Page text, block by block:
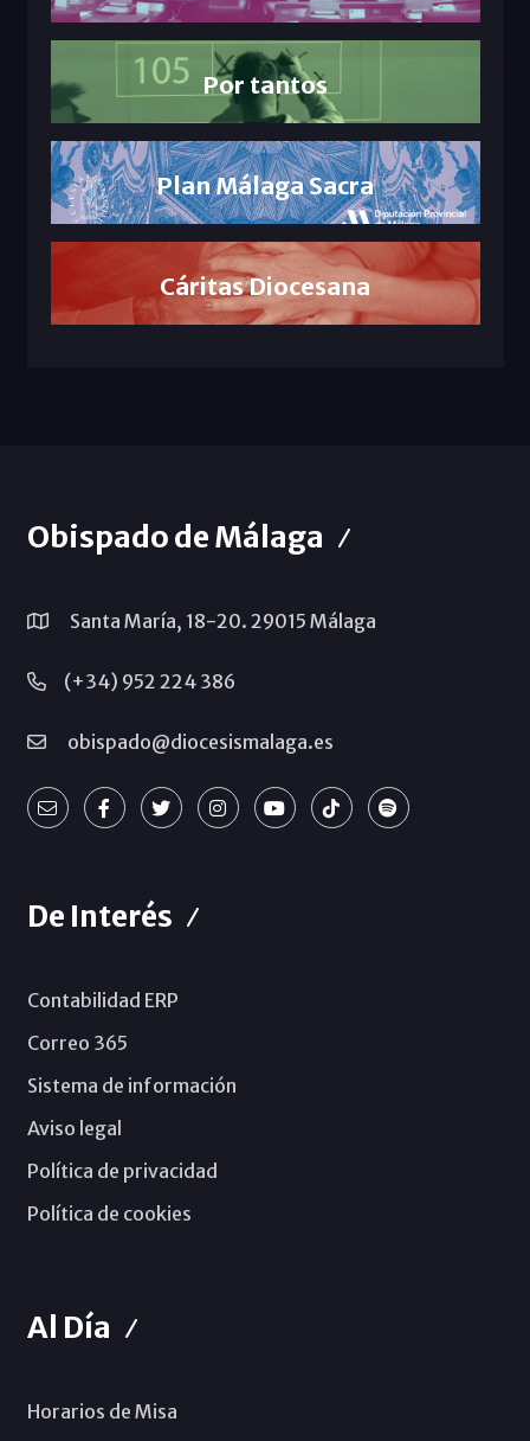
Por tantos
Plan Málaga Sacra
Cáritas Diocesana
Obispado de Málaga
Santa María, 18-20. 29015 Málaga
(+34) 952 224 386
obispado@diocesismalaga.es
De Interés
Contabilidad ERP
Correo 365
Sistema de información
Aviso legal
Política de privacidad
Política de cookies
Al Día
Horarios de Misa